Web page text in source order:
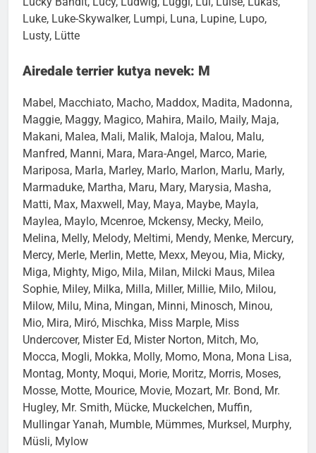
Lucky Bandit, Lucy, Ludwig, Luggi, Lui, Luise, Lukas,
Luke, Luke-Skywalker, Lumpi, Luna, Lupine, Lupo,
Mabel, Macchiato, Macho, Maddox, Madita, Madonna,
Maggie, Maggy, Magico, Mahira, Mailo, Maily, Maja,
Makani, Malea, Mali, Malik, Maloja, Malou, Malu,
Manfred, Manni, Mara, Mara-Angel, Marco, Marie,
Mariposa, Marla, Marley, Marlo, Marlon, Marlu, Marly,
Marmaduke, Martha, Maru, Mary, Marysia, Masha,
Matti, Max, Maxwell, May, Maya, Maybe, Mayla,
Maylea, Maylo, Mcenroe, Mckensy, Mecky, Meilo,
Melina, Melly, Melody, Meltimi, Mendy, Menke, Mercury,
Mercy, Merle, Merlin, Mette, Mexx, Meyou, Mia, Micky,
Miga, Mighty, Migo, Mila, Milan, Milcki Maus, Milea
Sophie, Miley, Milka, Milla, Miller, Millie, Milo, Milou,
Milow, Milu, Mina, Mingan, Minni, Minosch, Minou,
Mio, Mira, Miró, Mischka, Miss Marple, Miss
Undercover, Mister Ed, Mister Norton, Mitch, Mo,
Mocca, Mogli, Mokka, Molly, Momo, Mona, Mona Lisa,
Montag, Monty, Moqui, Morie, Moritz, Morris, Moses,
Mosse, Motte, Mourice, Movie, Mozart, Mr. Bond, Mr.
Hugley, Mr. Smith, Mücke, Muckelchen, Muffin,
Mullingar Yanah, Mumble, Mümmes, Murksel, Murphy,